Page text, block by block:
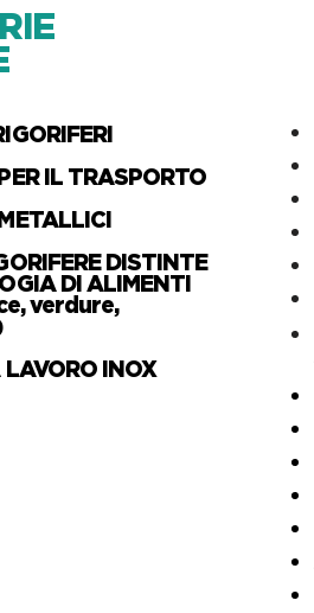
IL TRASPORTO
DISTINTE
DI ALIMENTI
verdure,
INOX